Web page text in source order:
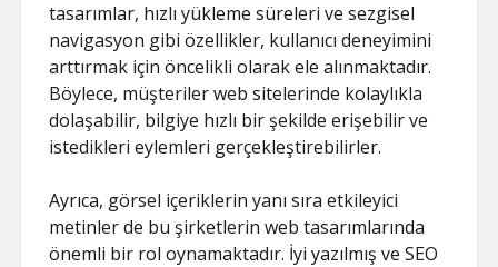
tasarımlar, hızlı yükleme süreleri ve sezgisel
navigasyon gibi özellikler, kullanıcı deneyimini
arttırmak için öncelikli olarak ele alınmaktadır.
Böylece, müşteriler web sitelerinde kolaylıkla
dolaşabilir, bilgiye hızlı bir şekilde erişebilir ve
istedikleri eylemleri gerçekleştirebilirler.
Ayrıca, görsel içeriklerin yanı sıra etkileyici
metinler de bu şirketlerin web tasarımlarında
önemli bir rol oynamaktadır. İyi yazılmış ve SEO